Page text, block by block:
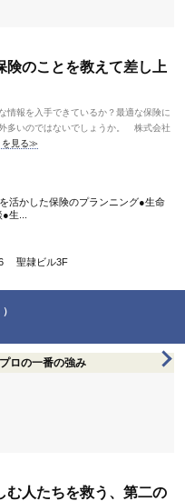
険のことを教えて差し上
報を入手できているか？最適な保険に
多いのではないでしょうか。 株式会社
を見る≫
活かした保険のプランニング●生命
生...
聖隷ビル3F
ロの一番の強み
む人たちを救う、第二の